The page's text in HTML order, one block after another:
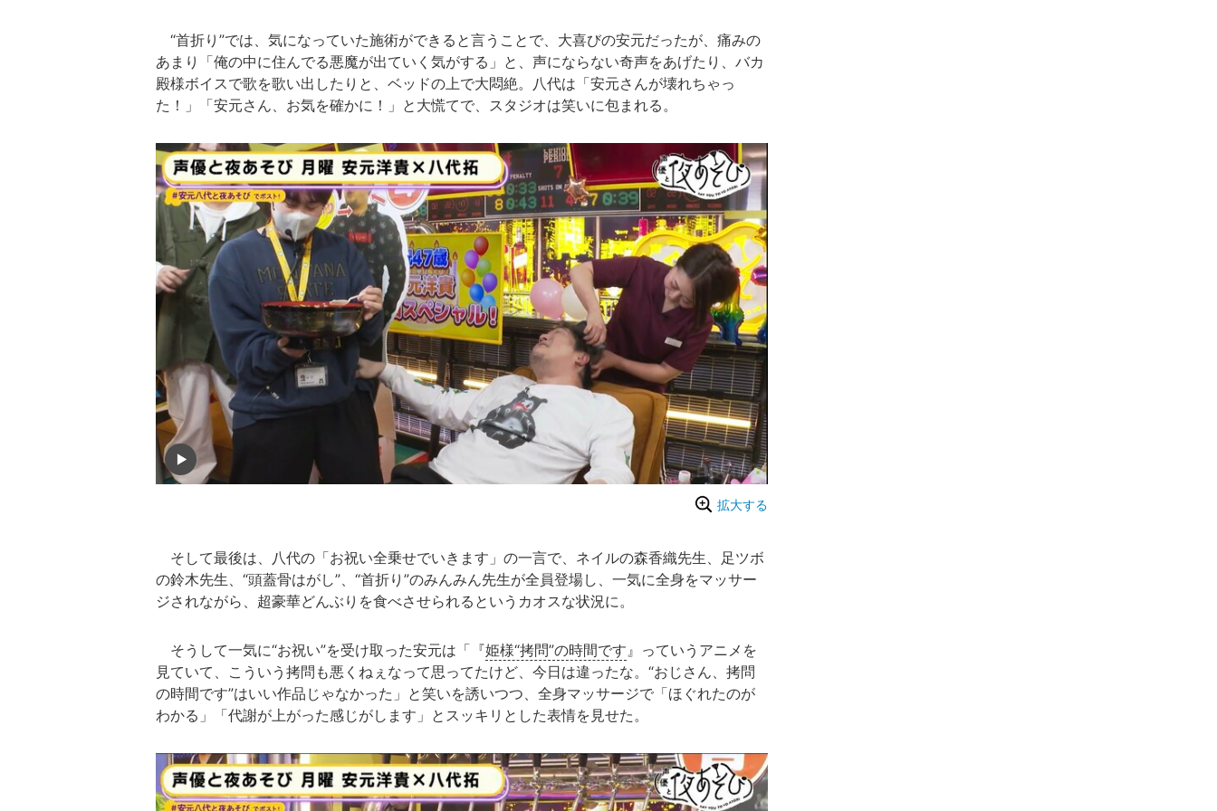
“首折り”では、気になっていた施術ができると言うことで、大喜びの安元だったが、痛みの
あまり「俺の中に住んでる悪魔が出ていく気がする」と、声にならない奇声をあげたり、バカ
殿様ボイスで歌を歌い出したりと、ベッドの上で大悶絶。八代は「安元さんが壊れちゃっ
た！」「安元さん、お気を確かに！」と大慌てで、スタジオは笑いに包まれる。
拡大する
そして最後は、八代の「お祝い全乗せでいきます」の一言で、ネイルの森香織先生、足ツボ
の鈴木先生、“頭蓋骨はがし”、“首折り”のみんみん先生が全員登場し、一気に全身をマッサー
ジされながら、超豪華どんぶりを食べさせられるというカオスな状況に。
そうして一気に“お祝い”を受け取った安元は「『姫様“拷問”の時間です』っていうアニメを
見ていて、こういう拷問も悪くねぇなって思ってたけど、今日は違ったな。“おじさん、拷問
の時間です”はいい作品じゃなかった」と笑いを誘いつつ、全身マッサージで「ほぐれたのが
わかる」「代謝が上がった感じがします」とスッキリとした表情を見せた。